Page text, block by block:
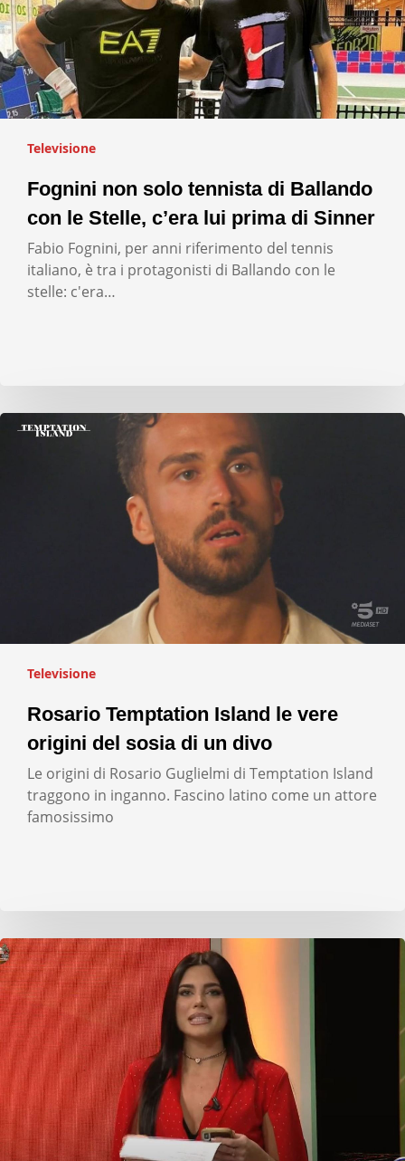
Televisione
Fognini non solo tennista di Ballando
con le Stelle, c’era lui prima di Sinner
Fabio Fognini, per anni riferimento del tennis
italiano, è tra i protagonisti di Ballando con le
stelle: c'era…
Televisione
Rosario Temptation Island le vere
origini del sosia di un divo
Le origini di Rosario Guglielmi di Temptation Island
traggono in inganno. Fascino latino come un attore
famosissimo